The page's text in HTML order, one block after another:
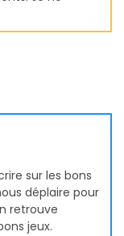
sur les bons
déplaire pour
retrouve
jeux.